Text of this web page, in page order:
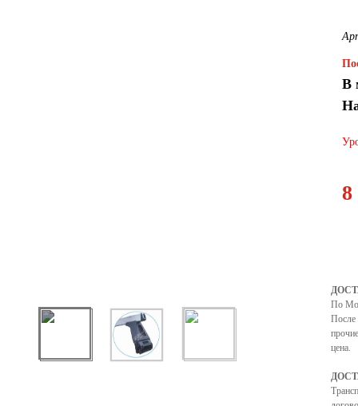
В
8
По
После
цена.